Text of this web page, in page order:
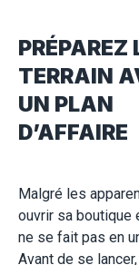
PRÉPAREZ
TERRAIN
UN PLAN
D’AFFAIRE
Malgré les
ouvrir sa boutique
ne se fait pas en
Avant de se